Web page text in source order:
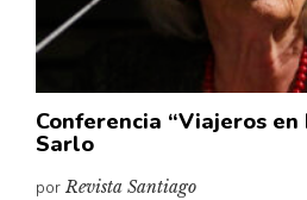
Conferencia “Viajeros en
Sarlo
porRevista Santiago